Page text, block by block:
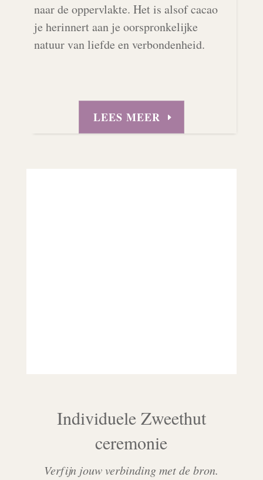
naar de oppervlakte. Het is alsof cacao
je herinnert aan je oorspronkelijke
natuur van liefde en verbondenheid.
LEES MEER
Individuele Zweethut
ceremonie
Verfijn jouw verbinding met de bron.